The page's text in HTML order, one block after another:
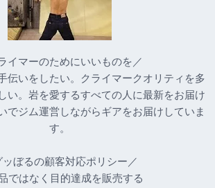
イマーのためにいいものを／
伝いをしたい。クライマークオリティを多
い。岩を愛するすべての人に最新をお届け
でジム運営しながらギアをお届けしていま
す。
ッぼるの顧客対応ポリシー／
ではなく目的達成を販売する